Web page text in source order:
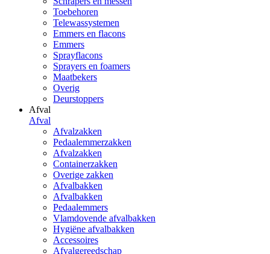
Toebehoren
Telewassystemen
Emmers en flacons
Emmers
Sprayflacons
Sprayers en foamers
Maatbekers
Overig
Deurstoppers
Afval
Afval
Afvalzakken
Pedaalemmerzakken
Afvalzakken
Containerzakken
Overige zakken
Afvalbakken
Afvalbakken
Pedaalemmers
Vlamdovende afvalbakken
Hygiëne afvalbakken
Accessoires
Afvalgereedschap